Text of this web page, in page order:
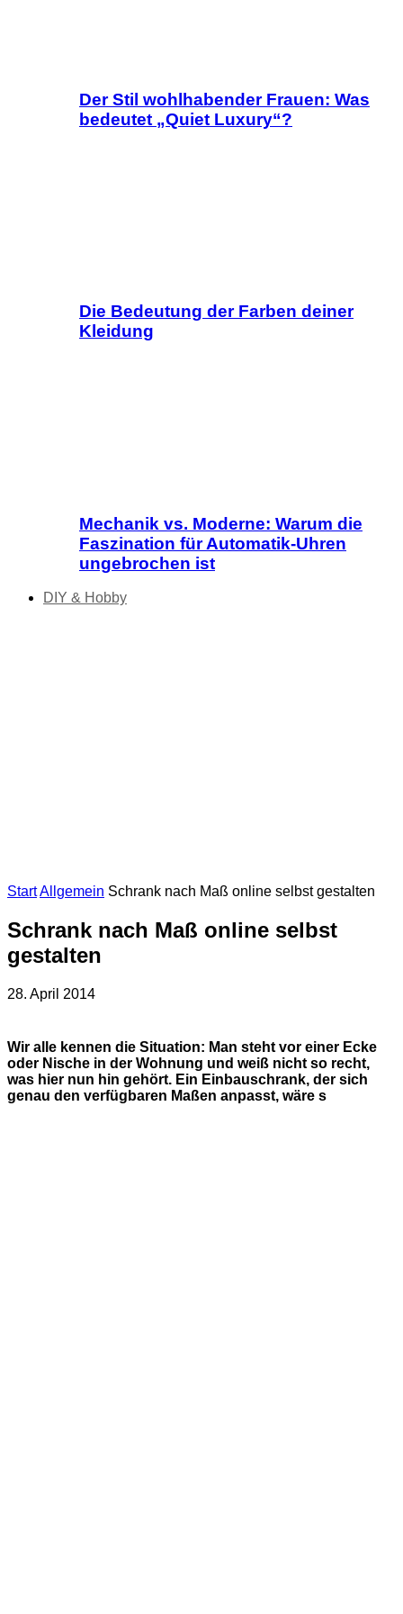
Der Stil wohlhabender Frauen: Was
bedeutet „Quiet Luxury“?
Die Bedeutung der Farben deiner
Kleidung
Mechanik vs. Moderne: Warum die
Faszination für Automatik-Uhren
ungebrochen ist
DIY & Hobby
StartAllgemein Schrank nach Maß online selbst gestalten
Schrank nach Maß online selbst
gestalten
28. April 2014
Wir alle kennen die Situation: Man steht vor einer Ecke
oder Nische in der Wohnung und weiß nicht so recht,
was hier nun hin gehört. Ein Einbauschrank, der sich
genau den verfügbaren Maßen anpasst, wäre s